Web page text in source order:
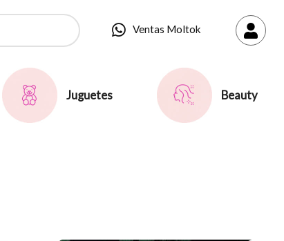
Ventas Moltok
Juguetes Beauty